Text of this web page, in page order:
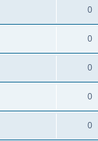
0
0
0
0
0